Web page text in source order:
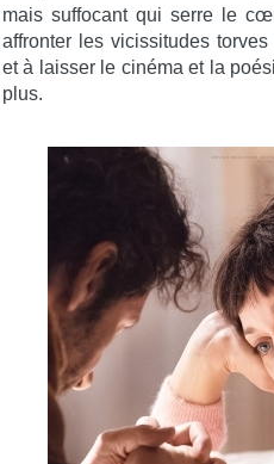
mais suffocant qui serre le
affronter les vicissitudes
et à laisser le cinéma et la
plus.